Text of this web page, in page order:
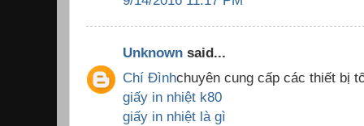
Unknown said...
Chí Đìnhchuyên cung cấp các thiết bị
giấy in nhiệt k80
giấy in nhiệt là gì